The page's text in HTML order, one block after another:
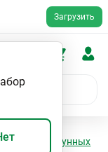
Загрузить
аутоиммунных